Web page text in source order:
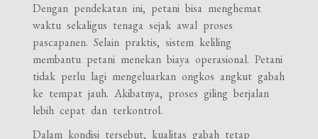
Dengan pendekatan ini, petani bisa menghemat
waktu sekaligus tenaga sejak awal proses
pascapanen. Selain praktis, sistem keliling
membantu petani menekan biaya operasional. Petani
tidak perlu lagi mengeluarkan ongkos angkut gabah
ke tempat jauh. Akibatnya, proses giling berjalan
lebih cepat dan terkontrol.
Dalam kondisi tersebut, kualitas gabah tetap